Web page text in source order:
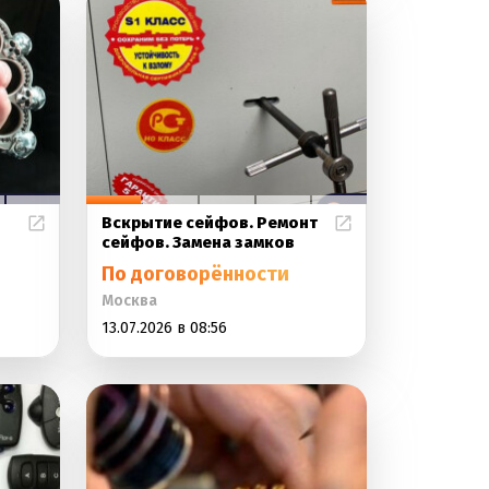
Вскрытие сейфов. Ремонт
сейфов. Замена замков
По договорённости
Москва
13.07.2026 в 08:56